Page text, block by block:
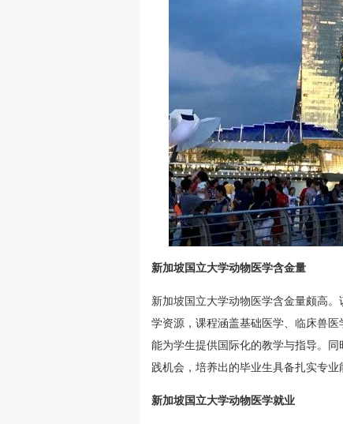
新加坡国立大学动物医学含金量
新加坡国立大学动物医学含金量颇高
学资源，课程涵盖基础医学、临床兽
能为学生提供国际化的教学与指导。
践机会，培养出的毕业生具备扎实专业
新加坡国立大学动物医学就业